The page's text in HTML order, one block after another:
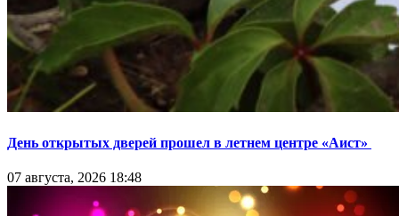
День открытых дверей прошел в летнем центре «Аист»
07 августа, 2026 18:48